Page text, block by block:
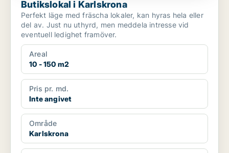
Butikslokal i Karlskrona
Perfekt läge med fräscha lokaler, kan hyras hela eller
del av. Just nu uthyrd, men meddela intresse vid
eventuell ledighet framöver.
Areal
10 - 150 m2
Pris pr. md.
Inte angivet
Område
Karlskrona